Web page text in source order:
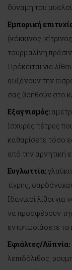
δύναμη του
Εμπορική
(κόκκινος,
τουρμαλίνη
Πρόκειται για
αυξάνουν την
σας βοηθούν στο
Εξαγνισμός:
Ισχυρές πέτρες
καθαρίσετε τόσο
από την αρνητική
Ευγλωττία:
τίγρης,
Ιδανικοί λίθοι
να προσφέρουν
εντυπωσιάσετε το
Eφιάλτες/Αϋπνία:
λεπιδόλιθος,